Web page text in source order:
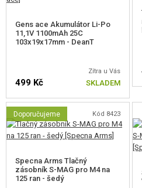
Zesílený polymerový píst s plným
Hliníková hlava válce a trysky.
Ocelový válec.
8 mm kuličková ložiska
mm kluzná ložiska (středové
SpoušťSolarTrigger™ od GATE.
Výkonný střídavý bezkomutátorový
Matter™ High Speed 27k.
Z výroby instalovaný modul Gate™
Vylepšený systém rychlovýměny
ModulAster IIje vybaven Bluetooth®,
zbraně a jejítelemetrii pomocí
Gens ace Akumulátor Li-Po
11,1V 1100mAh 25C
103x19x17mm - DeanT
Zítra u Vás
499 Kč SKLADEM
Doporučujeme Kód 8423
Specna Arms Tlačný
zásobník S-MAG pro M4 na
125 ran - šedý